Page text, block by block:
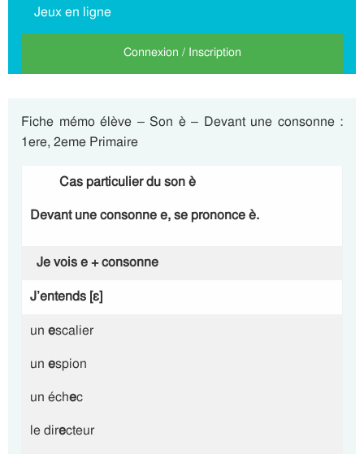
Jeux en ligne
Connexion / Inscription
Fiche mémo élève – Son è – Devant une consonne :
1ere, 2eme Primaire
Cas particulier du son è
Devant une consonne e, se prononce è.
Je vois e + consonne
J’entends [ɛ]
un escalier
un espion
un échec
le directeur